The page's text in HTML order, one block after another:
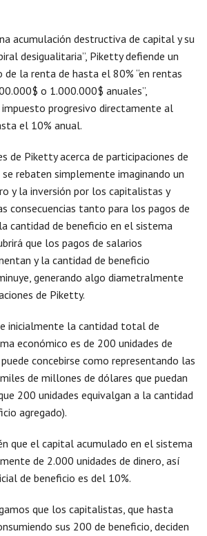
acumulación destructiva de capital y su
desigualitaria”, Piketty defiende un
la renta de hasta el 80% “en rentas
o 1.000.000$ anuales”,
progresivo directamente al
el 10% anual.
de Piketty acerca de participaciones de
rebaten simplemente imaginando un
y la inversión por los capitalistas y
consecuencias tanto para los pagos de
cantidad de beneficio en el sistema
que los pagos de salarios
y la cantidad de beneficio
generando algo diametralmente
de Piketty.
inicialmente la cantidad total de
económico es de 200 unidades de
puede concebirse como representando las
de millones de dólares que puedan
200 unidades equivalgan a la cantidad
agregado).
que el capital acumulado en el sistema
de 2.000 unidades de dinero, así
de beneficio es del 10%.
que los capitalistas, que hasta
sus 200 de beneficio, deciden